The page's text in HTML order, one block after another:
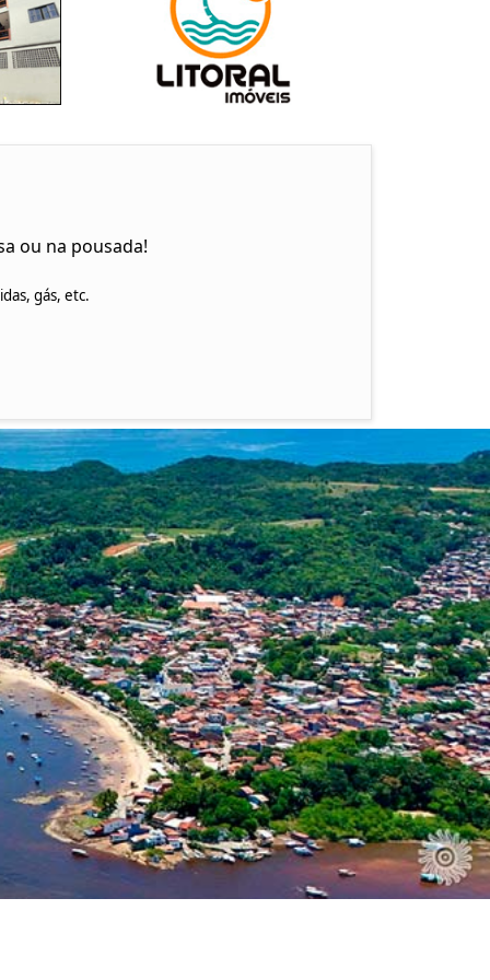
ou na pousada!
gás, etc.